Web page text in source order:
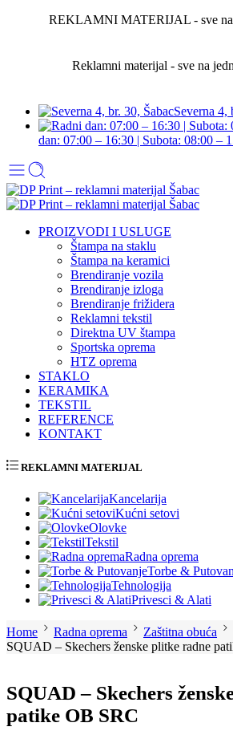
REKLAMNI MATERIJAL - sve na
Reklamni materijal - sve na
Severna 4,
dan: 07:00 – 16:30 | Subota: 08:00 –
PROIZVODI I USLUGE
Štampa na staklu
Štampa na keramici
Brendiranje vozila
Brendiranje izloga
Brendiranje frižidera
Reklamni tekstil
Direktna UV štampa
Sportska oprema
HTZ oprema
STAKLO
KERAMIKA
TEKSTIL
REFERENCE
KONTAKT
REKLAMNI MATERIJAL
Kancelarija
Kućni setovi
Olovke
Tekstil
Radna oprema
Torbe &
Tehnologija
Privesci & Alati
Home Radna oprema Zaštitna obuća
SQUAD – Skechers ženske plitke radne
SQUAD – Skechers
patike OB SRC